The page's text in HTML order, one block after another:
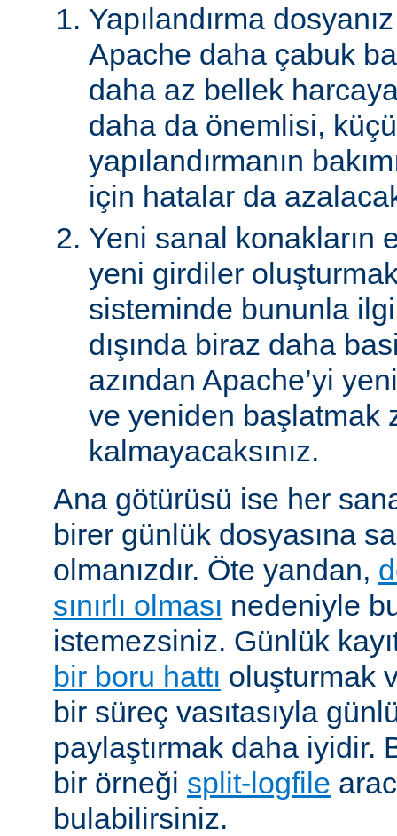
Yapılandırma
Apache daha çabuk
daha az bellek
daha da önemlisi,
yapılandırmanın
için hatalar da
Yeni sanal konakların
yeni girdiler
sisteminde bununla
dışında biraz daha
azından Apache’yi
ve yeniden başlatmak
kalmayacaksınız.
Ana götürüsü ise her
birer günlük dosyasına
olmanızdır. Öte yandan,
sınırlı olması nedeniyle
istemezsiniz. Günlük
bir boru hattı oluşturmak
bir süreç vasıtasıyla
paylaştırmak daha iyidir.
bir örneği split-logfile
bulabilirsiniz.